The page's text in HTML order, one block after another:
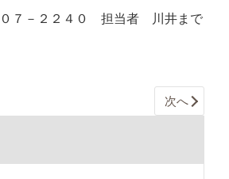
７－２２４０ 担当者 川井まで
次へ